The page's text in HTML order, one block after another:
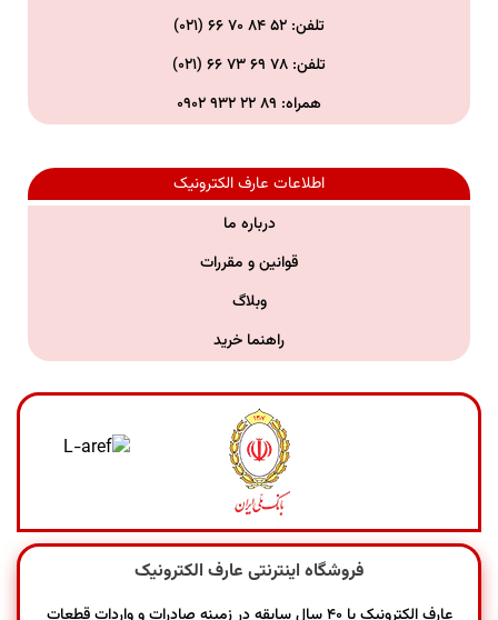
تلفن: ۵۲ ۸۴ ۷۰ ۶۶ (۰۲۱)
تلفن: ۷۸ ۶۹ ۷۳ ۶۶ (۰۲۱)
همراه:
اطلاعات عارف الکترونیک
درباره ما
قوانین و مقررات
وبلاگ
راهنما خرید
فروشگاه اینترنتی عارف الکترونیک